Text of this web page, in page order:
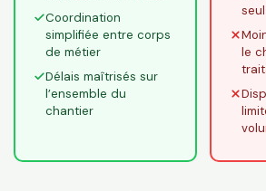
Coordination
simplifiée entre corps
de métier
Délais maîtrisés sur
l’ensemble du
chantier
seul
le